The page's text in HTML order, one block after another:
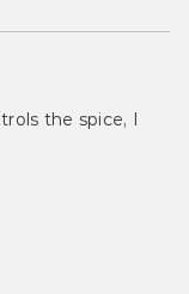
the spice, I